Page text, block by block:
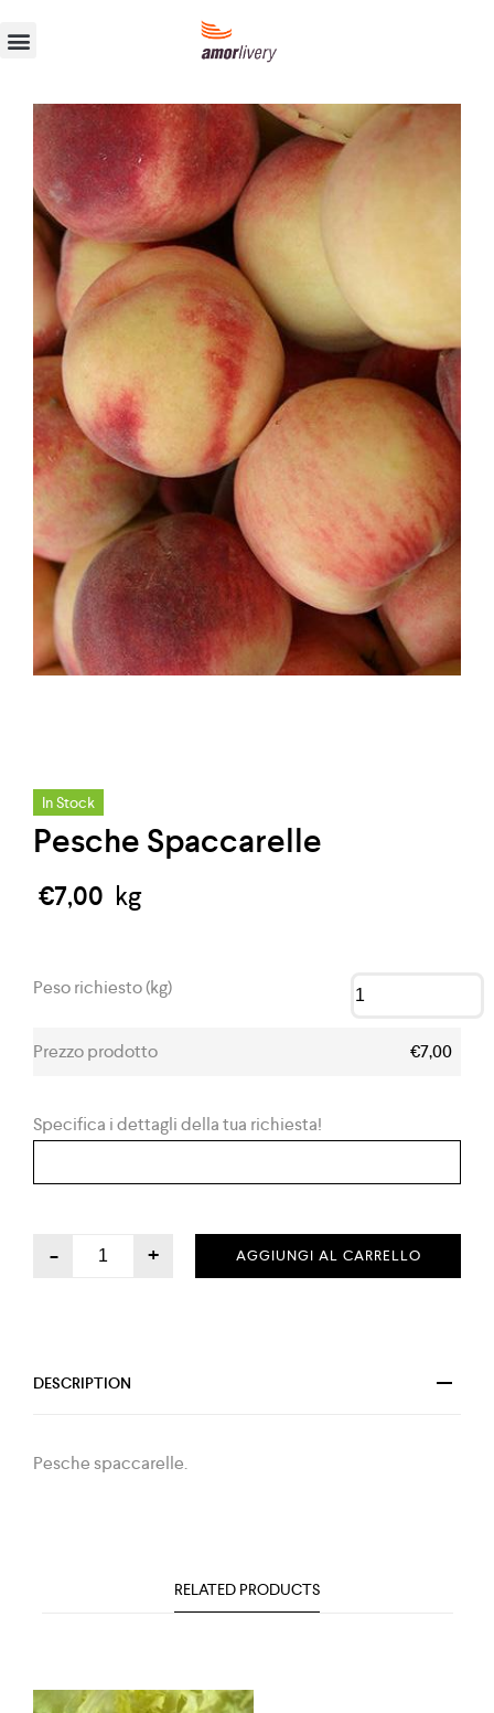
In Stock
Pesche Spaccarelle
€7,00 kg
Peso richiesto (kg)
Prezzo prodotto €7,00
Specifica i dettagli della tua richiesta!
- + AGGIUNGI AL CARRELLO
DESCRIPTION
Pesche spaccarelle.
RELATED PRODUCTS